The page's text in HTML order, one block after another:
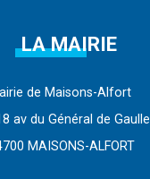
LA MAIRIE
de Maisons-Alfort
av du Général de Gaulle
MAISONS-ALFORT